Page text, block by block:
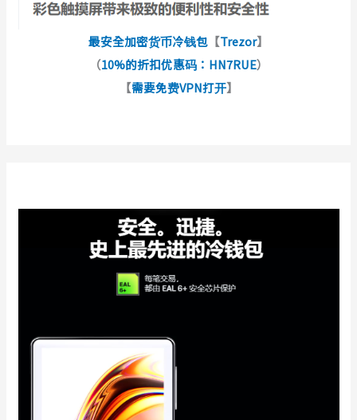
最安全加密货币冷钱包 【Trezor】
（10%的折扣优惠码：HN7RUE）
【需要免费VPN打开】